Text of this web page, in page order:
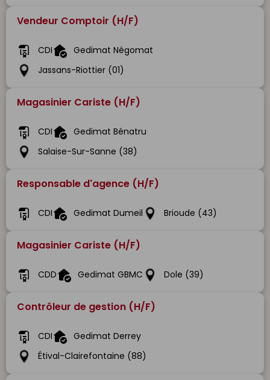
Vendeur Comptoir (H/F)
CDI
Gedimat Négomat
Jassans-Riottier (01)
Magasinier Cariste (H/F)
CDI
Gedimat Bénatru
Salaise-Sur-Sanne (38)
Responsable d'agence (H/F)
CDI Gedimat Dumeil Brioude (43)
Magasinier Cariste (H/F)
CDD Gedimat GBMC Dole (39)
Contrôleur de gestion (H/F)
CDI
Gedimat Derrey
Étival-Clairefontaine (88)